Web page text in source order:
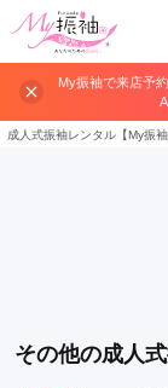
My振袖で来店予
成人式振袖レンタル【My振袖
その他の成人